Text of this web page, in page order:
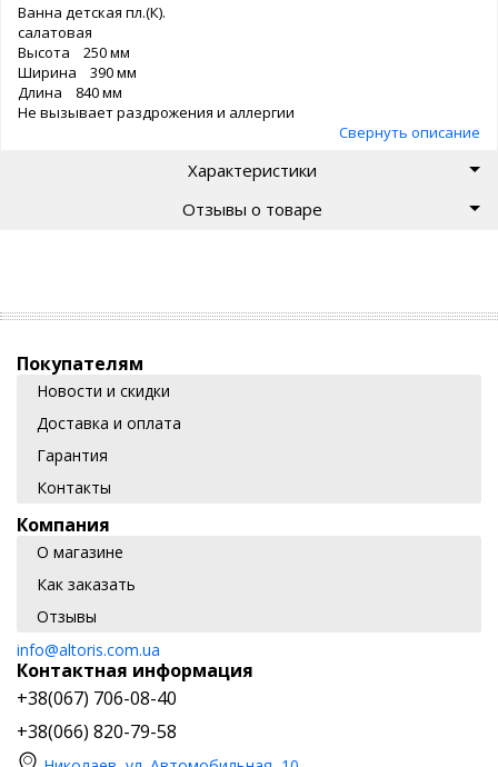
Ванна детская пл.(К).
салатовая
Высота 250 мм
Ширина 390 мм
Длина 840 мм
Не вызывает раздрожения и аллергии
Свернуть описание
Характеристики
Отзывы о товаре
Покупателям
Новости и скидки
Доставка и оплата
Гарантия
Контакты
Компания
О магазине
Как заказать
Отзывы
info@altoris.com.ua
Контактная информация
+38(067) 706-08-40
+38(066) 820-79-58